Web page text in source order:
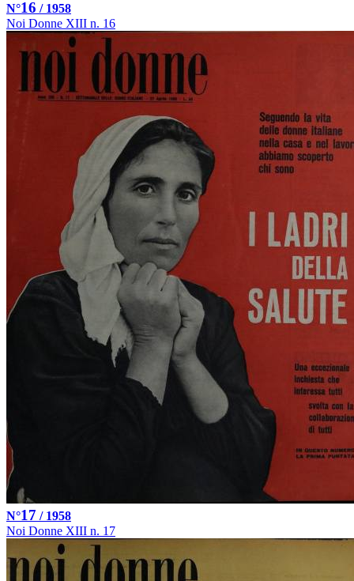
N°16 / 1958
Noi Donne XIII n. 16
N°17 / 1958
Noi Donne XIII n. 17